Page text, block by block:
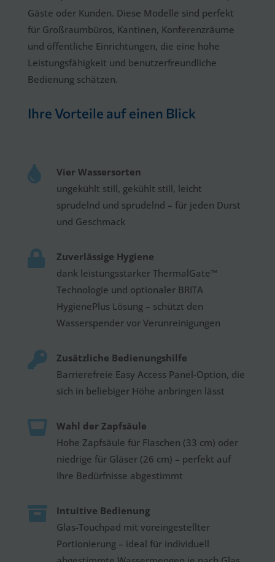
Gäste oder Kunden. Diese Modelle sind perfekt
für Großraumbüros, Kantinen, Konferenzräume
und öffentliche Einrichtungen, die eine hohe
Leistungsfähigkeit und benutzerfreundliche
Bedienung schätzen.
Ihre Vorteile auf einen Blick

Vier Wassersorten
ungekühlt still, gekühlt still, leicht
sprudelnd und sprudelnd – für jeden Durst
und Geschmack

Zuverlässige Hygiene
dank leistungsstarker ThermalGate™
Technologie und optionaler BRITA
HygienePlus Lösung – schützt den
Wasserspender vor Verunreinigungen

Zusätzliche Bedienungshilfe
Barrierefreie Easy Access Panel-Option, die
sich in beliebiger Höhe anbringen lässt

Wahl der Zapfsäule
Hohe Zapfsäule für Flaschen (33 cm) oder
niedrige für Gläser (26 cm) – perfekt auf
Ihre Bedürfnisse abgestimmt

Intuitive Bedienung
Glas-Touchpad mit voreingestellter
Portionierung – ideal für individuell